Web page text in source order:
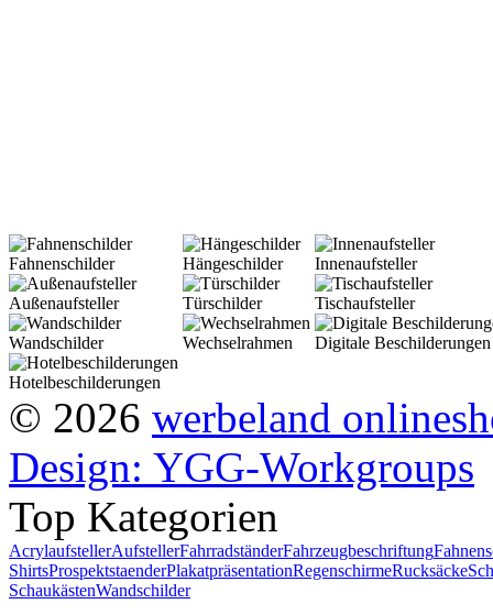
Fahnenschilder Hängeschilder Innenaufsteller
Außenaufsteller Türschilder Tischaufsteller
Wandschilder Wechselrahmen Digitale Beschilderungen
Hotelbeschilderungen
© 2026 werbeland
Design: YGG-Workgroups
Top Kategorien
AcrylaufstellerAufstellerFahrradständerFahrzeugbeschriftung
ShirtsProspektstaenderPlakatpräsentationRegenschirmeRucksäcke
SchaukästenWandschilder